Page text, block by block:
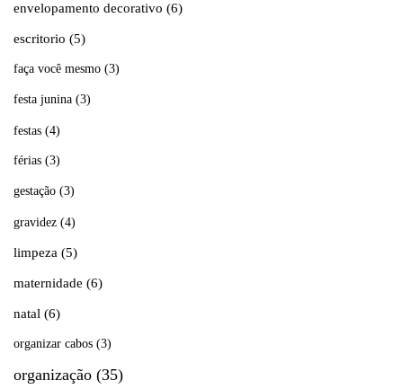
envelopamento decorativo (6)
escritorio (5)
faça você mesmo (3)
festa junina (3)
festas (4)
férias (3)
gestação (3)
gravidez (4)
limpeza (5)
maternidade (6)
natal (6)
organizar cabos (3)
organização (35)